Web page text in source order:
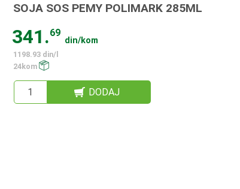
SOJA SOS PEMY POLIMARK 285ML
341.69
din/kom
1198.93 din/l
24kom
DODAJ